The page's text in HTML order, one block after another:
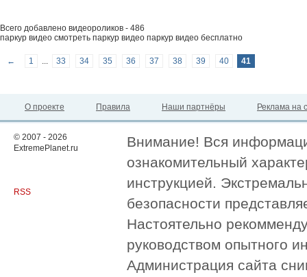
Всего добавлено видеороликов - 486
паркур видео смотреть паркур видео паркур видео бесплатно
← 1 ... 33 34 35 36 37 38 39 40 41
О проекте Правила Наши партнёры Реклама на
© 2007 - 2026
ExtremePlanet.ru
RSS
Внимание! Вся
ознакомительный
инструкцией.
безопасности
Настоятельно
руководством опытного
Администрация сайта